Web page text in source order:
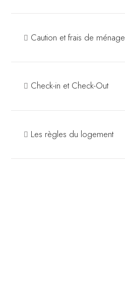
Caution et frais de ménage
Check-in et Check-Out
Les règles du logement